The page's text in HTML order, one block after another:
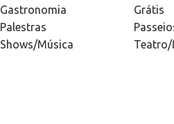
Gastronomia
Grátis
Palestras
Shows/Música
Teatro/